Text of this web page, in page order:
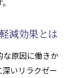
法で活性化
啓気功治療
ルフケア
減効果とは
な原因に働きか
いリラクゼー